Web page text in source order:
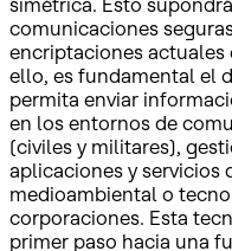
comunicaciones
encriptaciones actuales
ello, es fundamental el
permita enviar
en los entornos de
(civiles y militares),
aplicaciones y servicios
medioambiental o
corporaciones. Esta
primer paso hacia una